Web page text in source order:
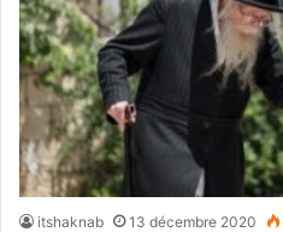
itshaknab 13 décembre 2020